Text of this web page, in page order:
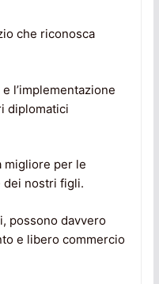
che riconosca
l’implementazione
diplomatici
migliore per le
dei nostri figli.
possono davvero
e libero commercio